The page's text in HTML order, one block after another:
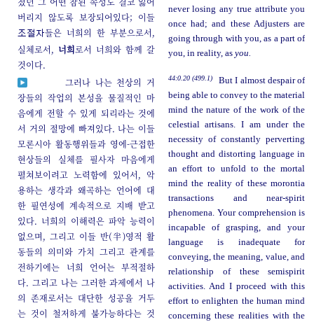
버리지 않도록 보장되어있다; 이들
조절자들은 너희의 한 부분으로서,
실체로서, 너희로서 너희와 함께 갈
것이다.
never losing any true attribute you
once had; and these Adjusters are
going through with you, as a part of
you, in reality, as you.
그러나 나는 천상의 거
장들의 작업의 본성을 물질적인 마
음에게 전할 수 있게 되리라는 것에
서 거의 절망에 빠져있다. 나는 이들
모론시아 활동행위들과 영에-근접한
현상들의 실체를 필사자 마음에게
펼쳐보이려고 노력함에 있어서, 악
용하는 생각과 왜곡하는 언어에 대
한 필연성에 계속적으로 지배 받고
있다. 너희의 이해력은 파악 능력이
없으며, 그리고 이들 반(半)영적 활
동들의 의미와 가치 그리고 관계를
전하기에는 너희 언어는 부적절하
다. 그리고 나는 그러한 과제에서 나
의 존재로서는 대단한 성공을 거두
는 것이 철저하게 불가능하다는 것
44:0.20 (499.1)
But I almost despair of
being able to convey to the material
mind the nature of the work of the
celestial artisans. I am under the
necessity of constantly perverting
thought and distorting language in
an effort to unfold to the mortal
mind the reality of these morontia
transactions and near-spirit
phenomena. Your comprehension is
incapable of grasping, and your
language is inadequate for
conveying, the meaning, value, and
relationship of these semispirit
activities. And I proceed with this
effort to enlighten the human mind
concerning these realities with the